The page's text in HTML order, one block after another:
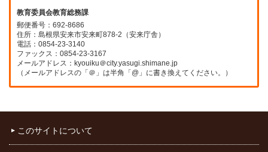
教育委員会教育総務課
郵便番号：692-8686
住所：島根県安来市安来町878-2（安来庁舎）
電話：0854-23-3140
ファックス：0854-23-3167
メールアドレス：kyouiku＠city.yasugi.shimane.jp
（メールアドレスの「＠」は半角「@」に書き換えてください。）
このサイトについて